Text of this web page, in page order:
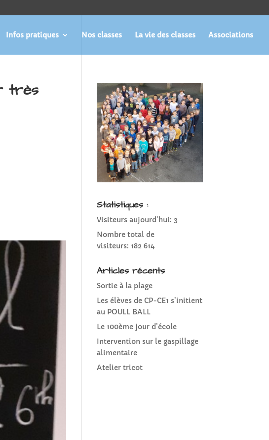
Infos pratiques Nos classes La vie des classes Associations
très
Statistiques :
Visiteurs aujourd’hui: 3
Nombre total de
visiteurs: 182 614
Articles récents
Sortie à la plage
Les élèves de CP-CE1 s’initient
au POULL BALL
Le 100ème jour d’école
Intervention sur le gaspillage
alimentaire
Atelier tricot